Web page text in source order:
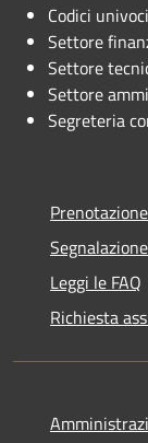
Codici
Settore
Settore
Settore
Segreteria
Leggi le FAQ
Richiesta